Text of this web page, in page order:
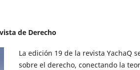
de Derecho
La edición 19 de la revista YachaQ
sobre el derecho, conectando la